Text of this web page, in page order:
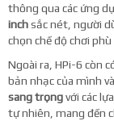
thông qua các ứng
inchsắc nét, người
chọn chế độ chơi phù
Ngoài ra, HPi-6 còn
bản nhạc của mình
sang trọngvới các
tự nhiên, mang đến